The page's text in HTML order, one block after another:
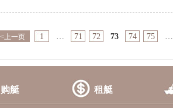
<上一页 1 … 71 72 73 74 75 …
购艇 租艇